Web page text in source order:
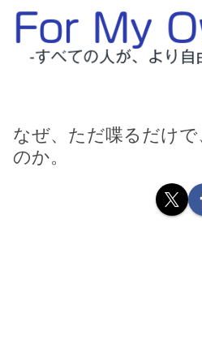
なぜ、ただ喋るだけ
のか。